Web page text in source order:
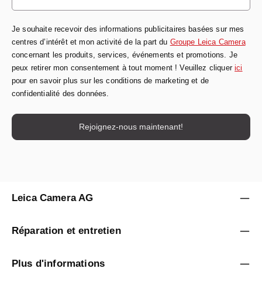
Je souhaite recevoir des informations publicitaires basées sur mes
centres d’intérêt et mon activité de la part du Groupe Leica Camera
concernant les produits, services, événements et promotions. Je
peux retirer mon consentement à tout moment ! Veuillez cliquerici
pour en savoir plus sur les conditions de marketing et de
confidentialité des données.
Rejoignez-nous maintenant!
Leica Camera AG
Réparation et entretien
Plus d'informations